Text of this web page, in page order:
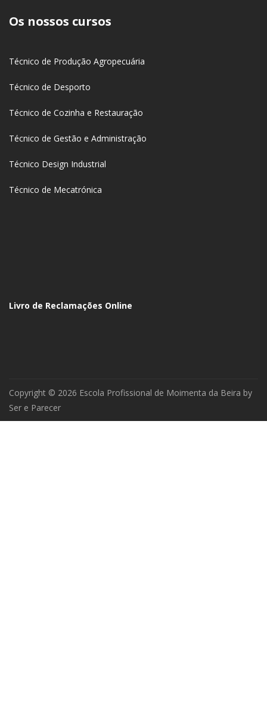
Os nossos cursos
Técnico de Produção Agropecuária
Técnico de Desporto
Técnico de Cozinha e Restauração
Técnico de Gestão e Administração
Técnico Design Industrial
Técnico de Mecatrónica
Livro de Reclamações Online
Copyright © 2026 Escola Profissional de Moimenta da Beira by
Ser e Parecer